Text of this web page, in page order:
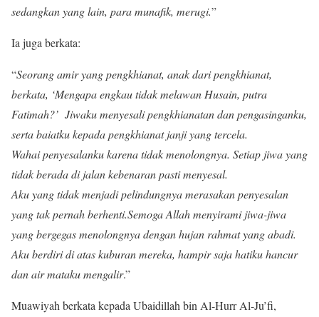
sedangkan yang lain, para munafik, merugi.”
Ia juga berkata:
“Seorang amir yang pengkhianat, anak dari pengkhianat,
berkata, ‘Mengapa engkau tidak melawan Husain, putra
Fatimah?’ Jiwaku menyesali pengkhianatan dan pengasinganku,
serta baiatku kepada pengkhianat janji yang tercela.
Wahai penyesalanku karena tidak menolongnya. Setiap jiwa yang
tidak berada di jalan kebenaran pasti menyesal.
Aku yang tidak menjadi pelindungnya merasakan penyesalan
yang tak pernah berhenti.Semoga Allah menyirami jiwa-jiwa
yang bergegas menolongnya dengan hujan rahmat yang abadi.
Aku berdiri di atas kuburan mereka, hampir saja hatiku hancur
dan air mataku mengalir.”
Muawiyah berkata kepada Ubaidillah bin Al-Hurr Al-Ju’fi,